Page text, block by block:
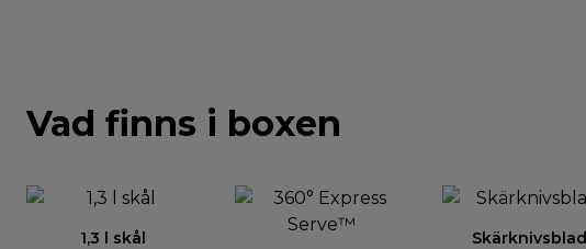
Vad finns i boxen
1,3 l skål
Skärknivsblad